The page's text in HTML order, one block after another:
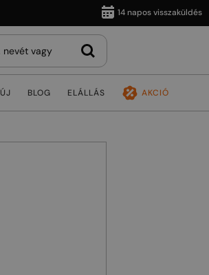
14 napos visszaküldés
ÚJ BLOG ELÁLLÁS AKCIÓ